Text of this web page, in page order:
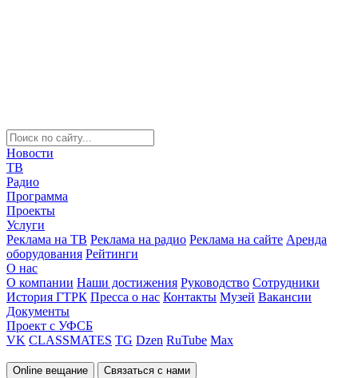
Новости
ТВ
Радио
Программа
Проекты
Услуги
Реклама на ТВ Реклама на радио Реклама на сайте Аренда
оборудования Рейтинги
О нас
О компании Наши достижения Руководство Сотрудники
История ГТРК Пресса о нас Контакты Музей Вакансии
Документы
Проект с УФСБ
VK CLASSMATES TG Dzen RuTube Max
Online вещание Связаться с нами